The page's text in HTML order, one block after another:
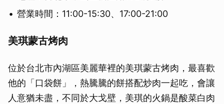
營業時間：11:00-15:30、17:00-21:00
美琪蒙古烤肉
位於台北市內湖區美麗華裡的美琪蒙古烤肉，最喜歡
他的「口袋餅」，熱騰騰的餅搭配炒肉一起吃，會讓
人意猶未盡，不同於大戈壁，美琪的火鍋是酸菜白肉